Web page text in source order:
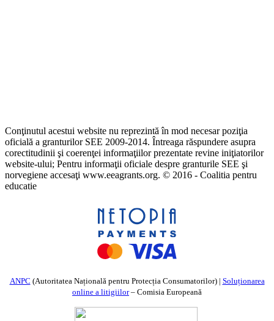
Conţinutul acestui website nu reprezintă în mod necesar poziţia
oficială a granturilor SEE 2009-2014. Întreaga răspundere asupra
corectitudinii şi coerenţei informaţiilor prezentate revine iniţiatorilor
website-ului; Pentru informaţii oficiale despre granturile SEE şi
norvegiene accesaţi www.eeagrants.org. © 2016 - Coalitia pentru
educatie
ANPC (Autoritatea Națională pentru Protecția Consumatorilor) | Soluționarea
online a litigiilor– Comisia Europeană